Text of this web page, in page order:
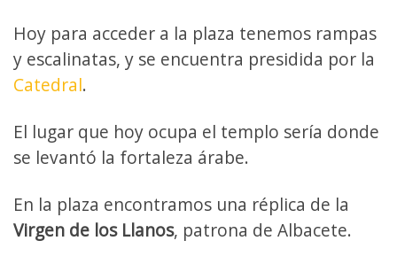
Hoy para acceder a la plaza tenemos rampas
y escalinatas, y se encuentra presidida por la
Catedral.
El lugar que hoy ocupa el templo sería donde
se levantó la fortaleza árabe.
En la plaza encontramos una réplica de la
Virgen de los Llanos, patrona de Albacete.